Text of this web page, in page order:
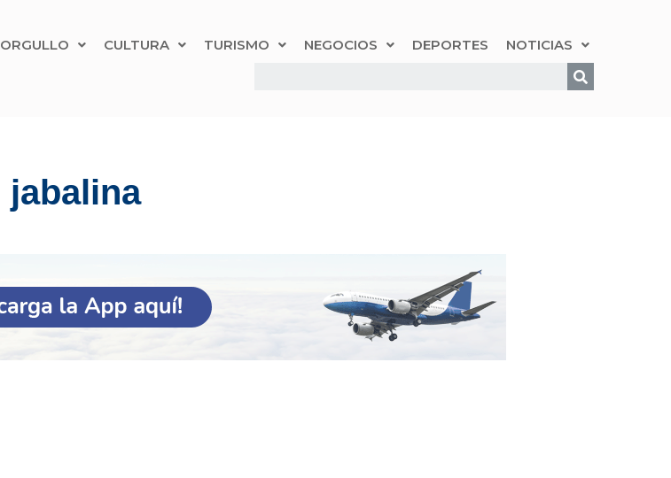
ORGULLO CULTURA TURISMO NEGOCIOS DEPORTES NOTICIAS
jabalina